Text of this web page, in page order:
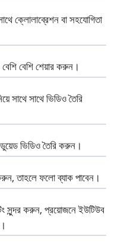
ক্লোলাব্রেশন বা সহযোগিতা
বেশি শেয়ার করুন।
সাথে সাথে ভিডিও তৈরি
ভিডিও তৈরি করুন।
তাহলে ফলো ব্যাক পাবেন।
সুন্দর করুন, প্রয়োজনে ইউটিউব